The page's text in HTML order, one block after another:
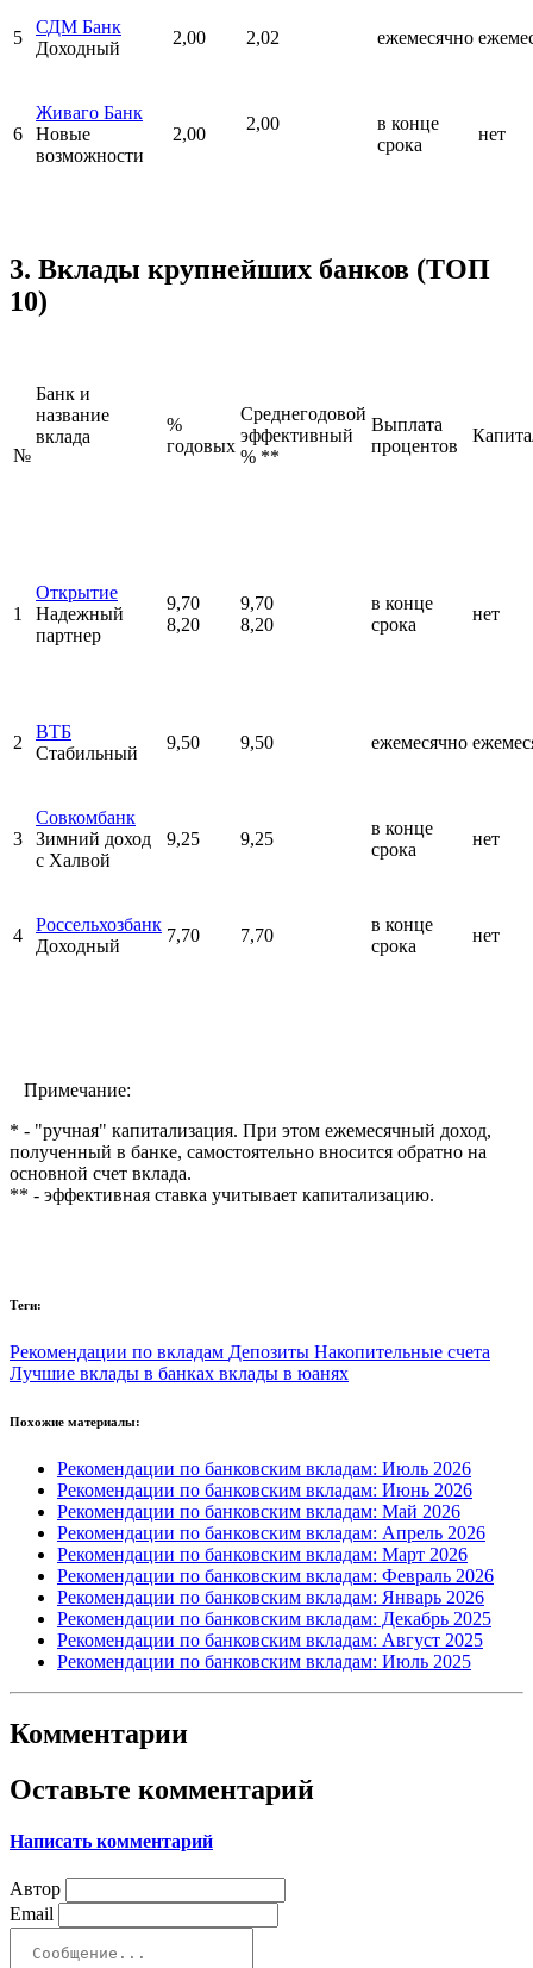
5
СДМ Банк
Доходный
2,00 2,02 ежемесячно
6
Живаго Банк
Новые
возможности
2,00
2,00
в конце
срока
нет
3. Вклады крупнейших банков (ТОП
10)
№
Банк и
название
вклада
%
годовых
Среднегодовой
эффективный
% **
Выплата
процентов
1
Открытие
Надежный
партнер
9,70
8,20
9,70
8,20
в конце
срока
нет
2
ВТБ
Стабильный
9,50 9,50 ежемесячно
3
Совкомбанк
Зимний доход
с Халвой
9,25 9,25
в конце
срока
нет
4
Россельхозбанк
Доходный
7,70 7,70
в конце
срока
нет
Примечание:
* - "ручная" капитализация. При этом ежемесячный доход,
полученный в банке, самостоятельно вносится обратно на
основной счет вклада.
** - эффективная ставка учитывает капитализацию.
Теги:
Рекомендации по вкладам Депозиты Накопительные счета
Лучшие вклады в банках вклады в юанях
Похожие материалы:
Рекомендации по банковским вкладам: Июль 2026
Рекомендации по банковским вкладам: Июнь 2026
Рекомендации по банковским вкладам: Май 2026
Рекомендации по банковским вкладам: Апрель 2026
Рекомендации по банковским вкладам: Март 2026
Рекомендации по банковским вкладам: Февраль 2026
Рекомендации по банковским вкладам: Январь 2026
Рекомендации по банковским вкладам: Декабрь 2025
Рекомендации по банковским вкладам: Август 2025
Рекомендации по банковским вкладам: Июль 2025
Комментарии
Оставьте комментарий
Написать комментарий
Автор
Email